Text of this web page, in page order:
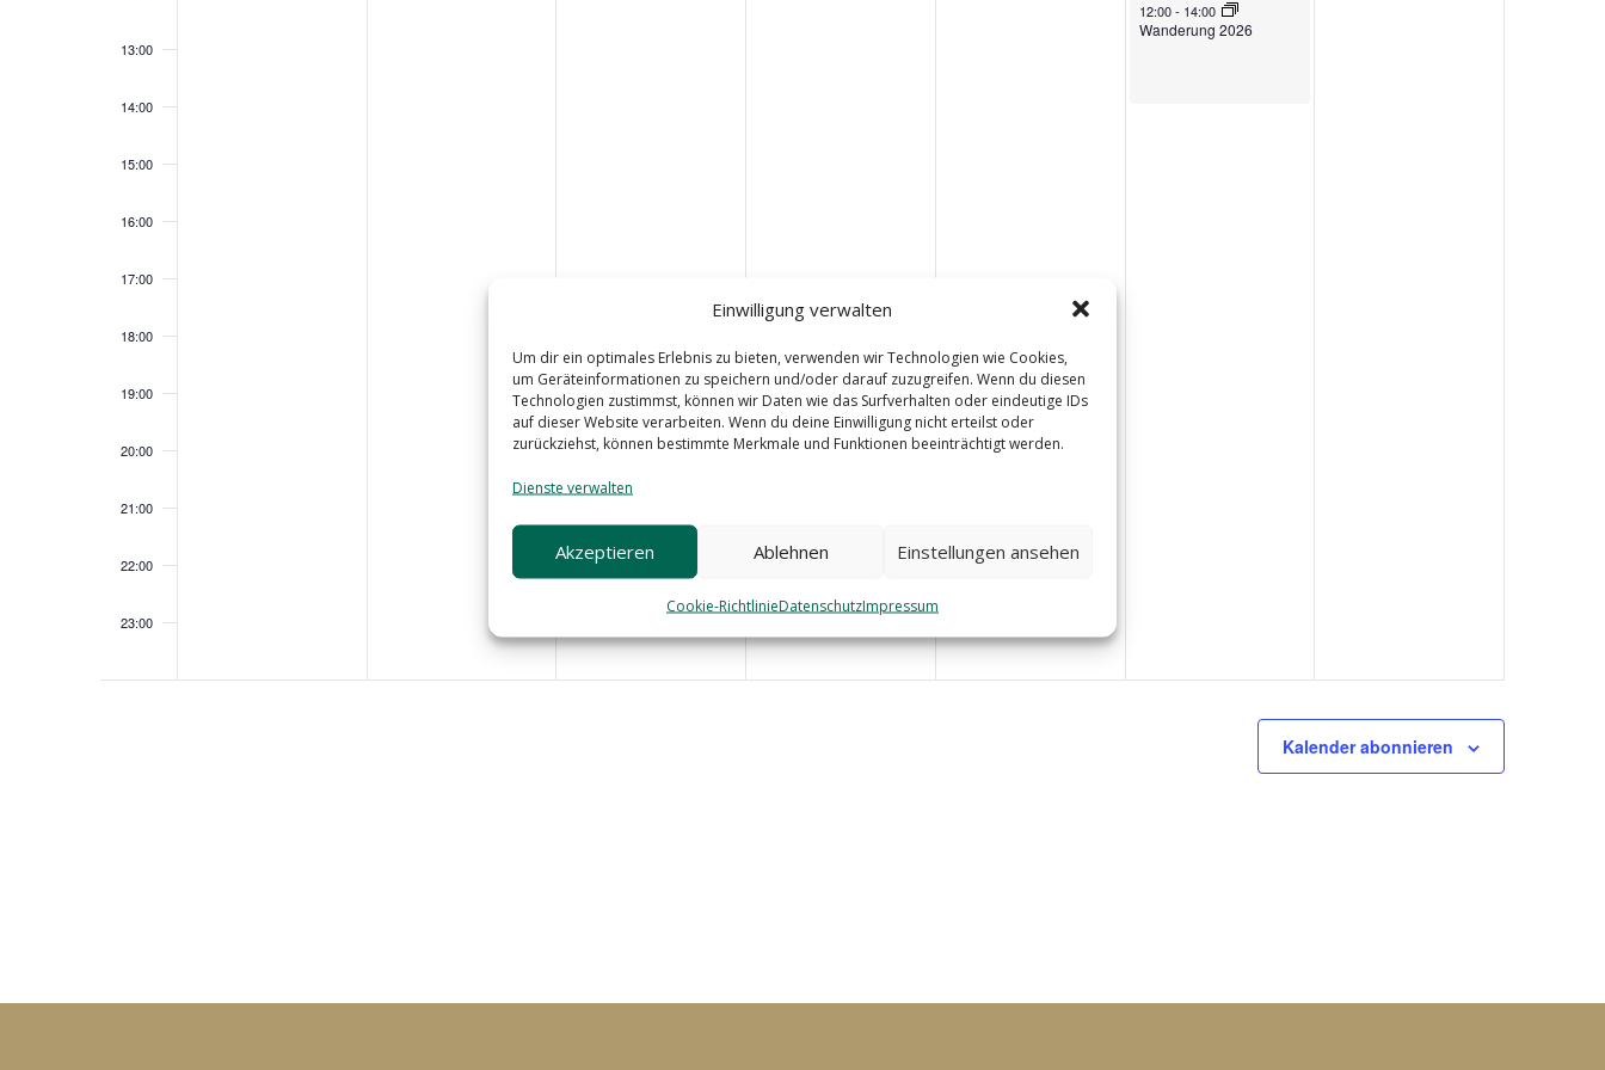
Einwilligung verwalten
Um dir ein optimales Erlebnis zu bieten, verwenden wir Technologien wie Cookies,
um Geräteinformationen zu speichern und/oder darauf zuzugreifen. Wenn du diesen
Technologien zustimmst, können wir Daten wie das Surfverhalten oder eindeutige IDs
auf dieser Website verarbeiten. Wenn du deine Einwilligung nicht erteilst oder
zurückziehst, können bestimmte Merkmale und Funktionen beeinträchtigt werden.
Dienste verwalten
Akzeptieren Ablehnen Einstellungen ansehen
Cookie-RichtlinieDatenschutzImpressum
13:00
14:00
15:00
16:00
17:00
18:00
19:00
20:00
21:00
22:00
23:00
June 10, 2026
18:00-20:00
Vorstands- und
Beiratssitzung
June 13, 2026
12:00- 14:00
Wanderung 2026
Kalender abonnieren